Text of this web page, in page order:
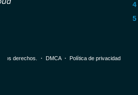
los derechos. ・ DMCA・ Política de privacidad